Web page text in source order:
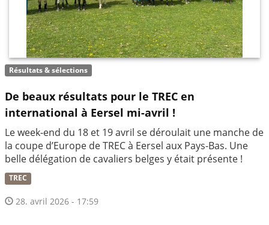
Résultats & sélections
De beaux résultats pour le TREC en
international à Eersel mi-avril !
Le week-end du 18 et 19 avril se déroulait une manche de
la coupe d’Europe de TREC à Eersel aux Pays-Bas. Une
belle délégation de cavaliers belges y était présente !
TREC
28. avril 2026 - 17:59